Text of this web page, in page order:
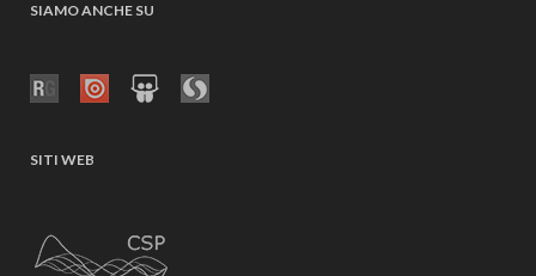
SIAMO ANCHE SU
SITI WEB